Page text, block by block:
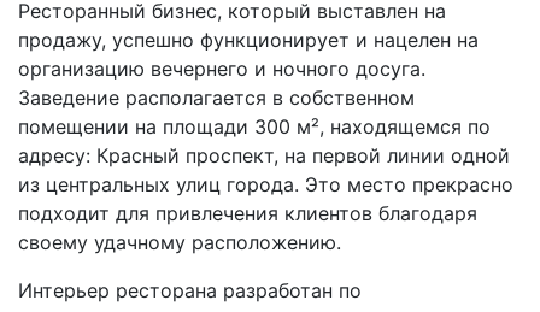
Ресторанный бизнес, который выставлен на
продажу, успешно функционирует и нацелен на
организацию вечернего и ночного досуга.
Заведение располагается в собственном
помещении на площади 300 м², находящемся по
адресу: Красный проспект, на первой линии одной
из центральных улиц города. Это место прекрасно
подходит для привлечения клиентов благодаря
своему удачному расположению.
Интерьер ресторана разработан по